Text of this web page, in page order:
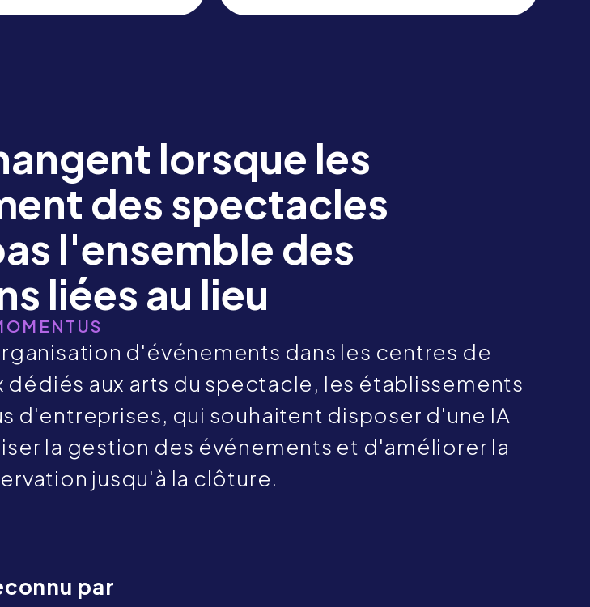
lorsque les
des spectacles
l'ensemble des
liées au lieu
d'événements dans les centres de
aux arts du spectacle, les établissements
d'entreprises, qui souhaitent disposer d'une IA
la gestion des événements et d'améliorer la
jusqu'à la clôture.
par